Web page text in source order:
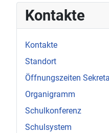
Kontakte
Kontakte
Standort
Öffnungszeiten
Organigramm
Schulkonferenz
Schulsystem